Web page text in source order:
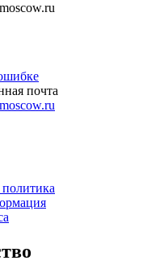
почта